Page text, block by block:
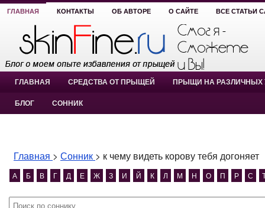
ГЛАВНАЯ КОНТАКТЫ ОБ АВТОРЕ О САЙТЕ ВСЕ СТАТЬИ
ГЛАВНАЯ СРЕДСТВА ОТ ПРЫЩЕЙ ПРЫЩИ НА РАЗЛИЧНЫХ
БЛОГ СОННИК
Главная > Сонник > к чему видеть корову тебя догоняет
А Б В Г Д Е Ж З И Й К Л М Н О П Р С